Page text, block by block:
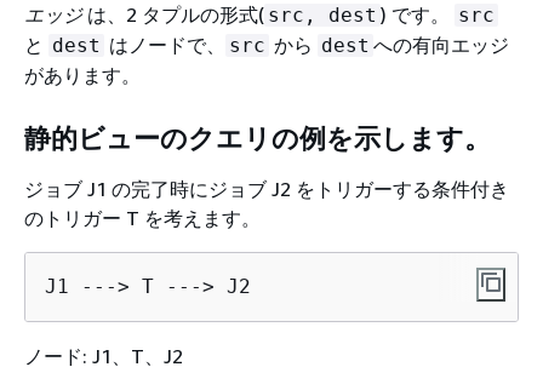
エッジは、2 タプルの形式( src, dest ) です。 src
と dest はノードで、 src から dest への有向エッジ
があります。
静的ビューのクエリの例を示します。
ジョブ J1 の完了時にジョブ J2 をトリガーする条件付き
のトリガー T を考えます。
J1 ---> T ---> J2
ノード: J1、T、J2